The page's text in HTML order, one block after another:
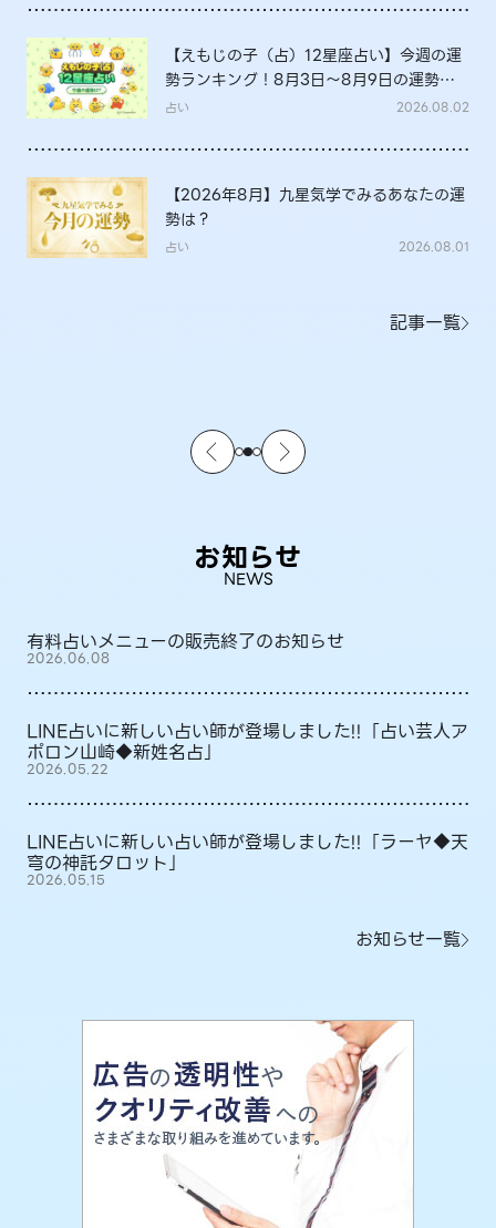
【えもじの子（占）12星座占い】今週の運
勢ランキング！8月3日～8月9日の運勢
は？
占い 2026.08.02
【2026年8月】九星気学でみるあなたの運
勢は？
占い 2026.08.01
記事一覧
お知らせ
NEWS
有料占いメニューの販売終了のお知らせ
2026.06.08
LINE占いに新しい占い師が登場しました!!「占い芸人ア
ポロン山崎◆新姓名占」
2026.05.22
LINE占いに新しい占い師が登場しました!!「ラーヤ◆天
穹の神託タロット」
2026.05.15
お知らせ一覧